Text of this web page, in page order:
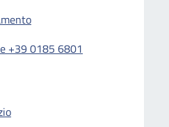
+39 0185 6801